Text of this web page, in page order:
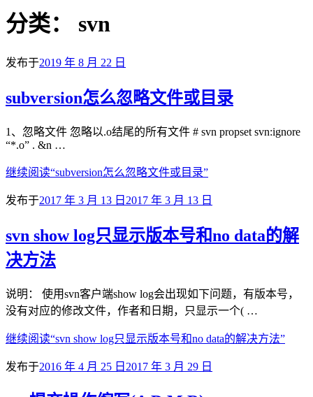
分类： svn
发布于2019 年 8 月 22 日
subversion怎么忽略文件或目录
1、忽略文件 忽略以.o结尾的所有文件 # svn propset svn:ignore
“*.o” . &n …
继续阅读“subversion怎么忽略文件或目录”
发布于2017 年 3 月 13 日 2017 年 3 月 13 日
svn show log只显示版本号和no data的解
决方法
说明： 使用svn客户端show log会出现如下问题，有版本号，
没有对应的修改文件，作者和日期，只显示一个( …
继续阅读“svn show log只显示版本号和no data的解决方法”
发布于2016 年 4 月 25 日 2017 年 3 月 29 日